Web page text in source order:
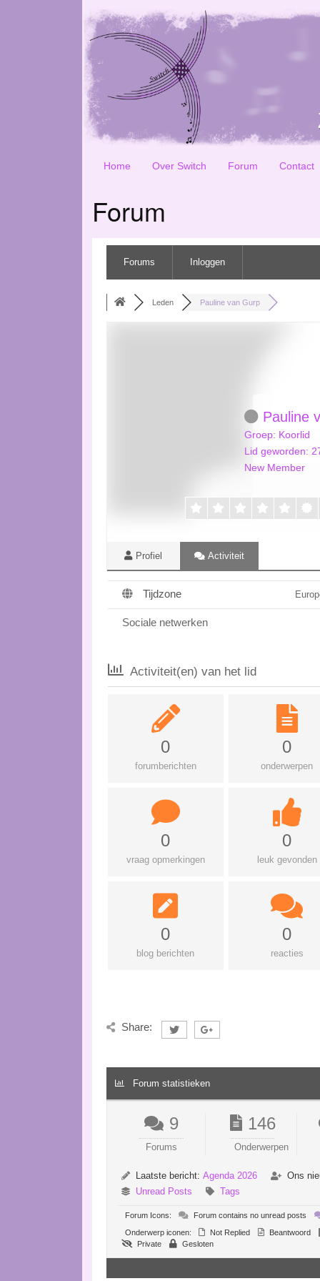
Home Over Switch Forum Contact
Forum
Forums Inloggen
Leden Pauline van Gurp
Pauline
Groep: Koorlid
Lid geworden:
New Member
Profiel Activiteit
Tijdzone
Sociale netwerken
Activiteit(en) van het lid
0
forumberichten
0
onderwerpen
0
vraag opmerkingen
0
leuk gevonden
0
blog berichten
0
reacties
Share:
Forum statistieken
9
Forums
146
Onderwerpen
Laatste bericht: Agenda 2026
Ons
Unread Posts
Tags
Forum Icons:
Forum contains no unread posts
Onderwerp iconen:
Not Replied
Beantwoord
Private
Gesloten